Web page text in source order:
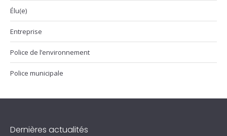
Élu(e)
Entreprise
Police de l’environnement
Police municipale
Dernières actualités